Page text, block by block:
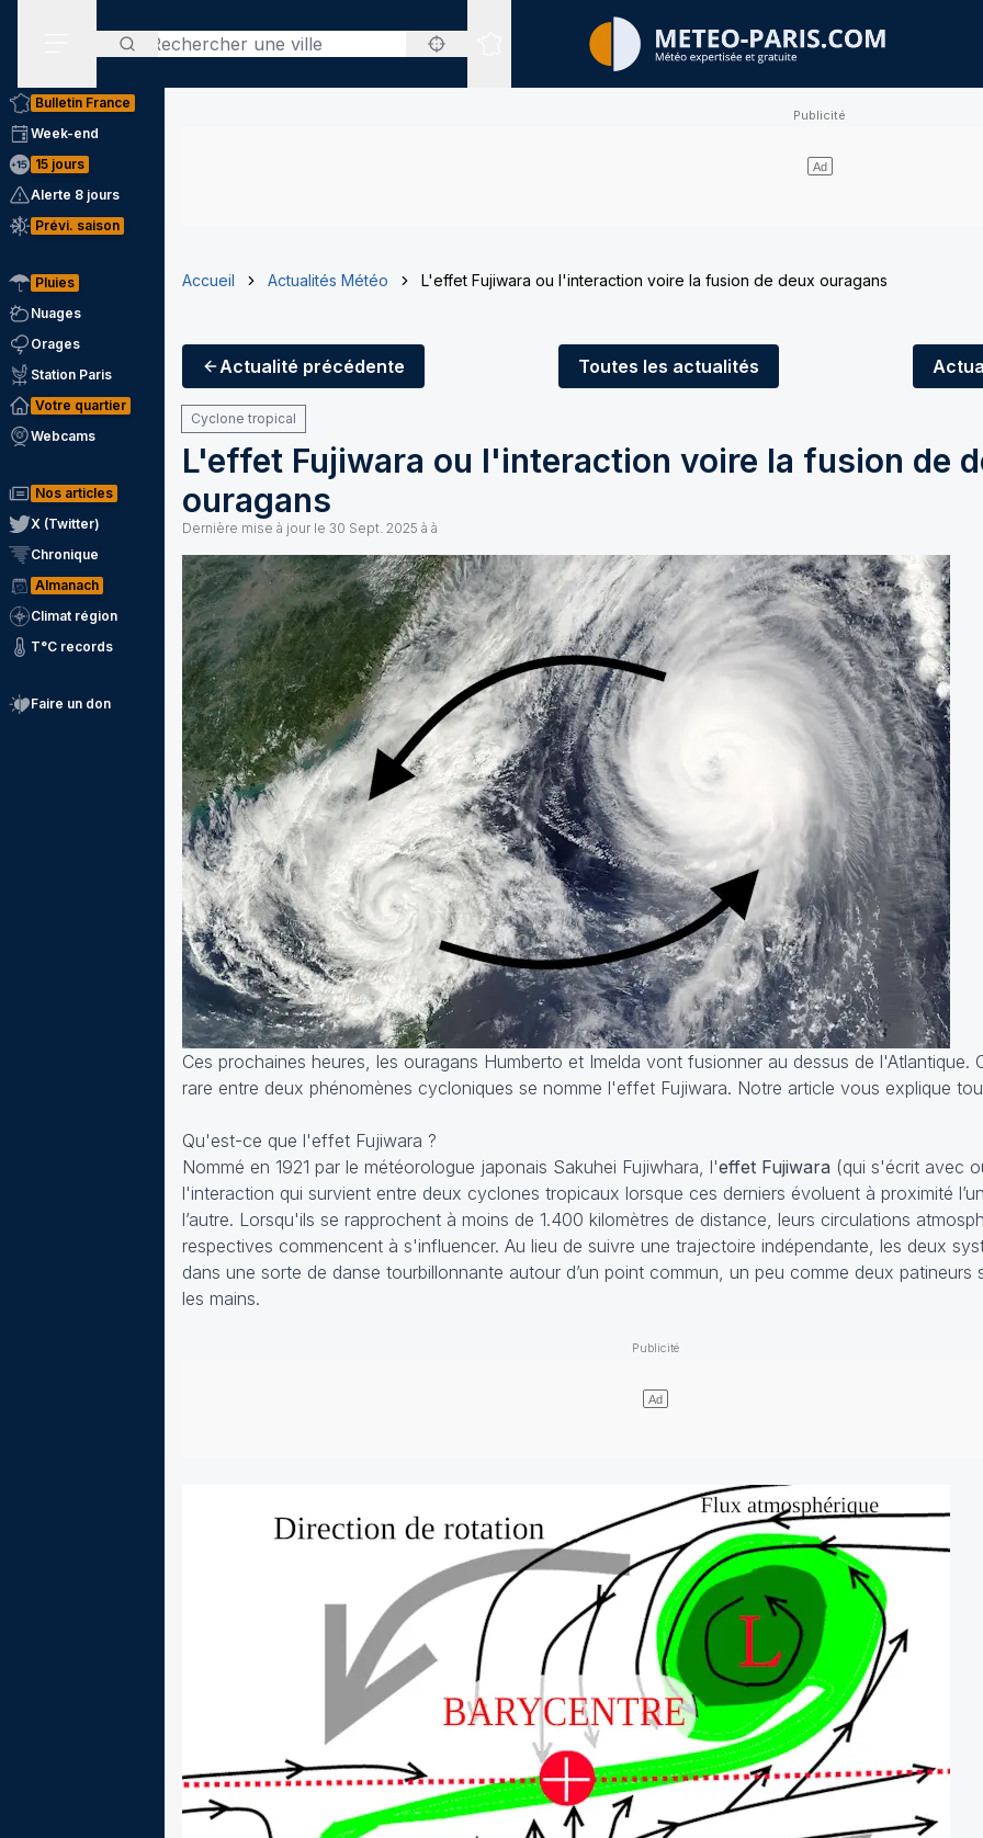
Rechercher
Sites expertisés
Bulletin France
Week-end
15 jours
Alerte 8 jours
Prévi. saison
Pluies
Nuages
Orages
Station Paris
Votre quartier
Webcams
Nos articles
X (Twitter)
Chronique
Almanach
Climat région
T°C records
Faire un don
Accueil Actualités Météo L'effet Fujiwara ou l'interaction voire la fusion de deux ouragans
Actualité précédente Toutes les actualités
Cyclone tropical
L'effet Fujiwara ou l'interaction voire la fusion de
ouragans
Dernière mise à jour le 30 Sept. 2025 à à
Ces prochaines heures, les ouragans Humberto et Imelda vont fusionner au dessus de l'Atlantique.
rare entre deux phénomènes cycloniques se nomme l'effet Fujiwara. Notre article vous explique
Qu'est-ce que l'effet Fujiwara ?
Nommé en 1921 par le météorologue japonais Sakuhei Fujiwhara, l'effet Fujiwara (qui s'écrit avec
l'interaction qui survient entre deux cyclones tropicaux lorsque ces derniers évoluent à proximité
l’autre. Lorsqu'ils se rapprochent à moins de 1.400 kilomètres de distance, leurs circulations
respectives commencent à s'influencer. Au lieu de suivre une trajectoire indépendante, les deux
dans une sorte de danse tourbillonnante autour d’un point commun, un peu comme deux patineurs
les mains.